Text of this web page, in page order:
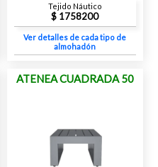
Tejido Náutico
1758200
Ver detalles de cada tipo de
almohadón
ATENEA CUADRADA 50